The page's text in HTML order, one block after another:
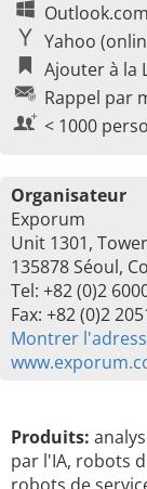
Yahoo
Ajouter à la
Rappel par
< 1000
Organisateur
Exporum
Unit 1301,
135878 Séoul,
Tel: +82 (0)2
Fax: +82 (0)2
Montrer
Produits:
par l'IA, robots